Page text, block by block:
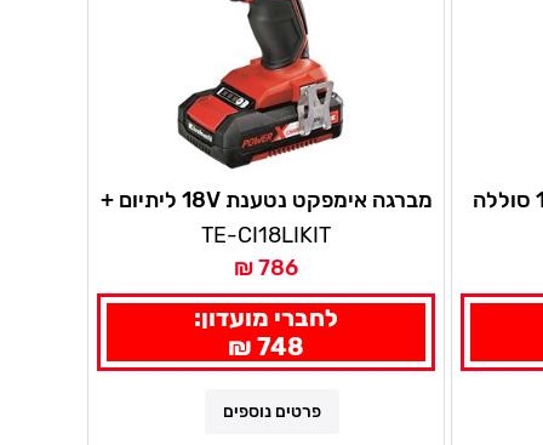
מברגה אימפקט נטענת 12V סוללה
מברגה אימפקט נטענת 18V ליתיום +
סוללה 1.5AH +מטען מהיר במזוודה
שנתיים אחריות איינהל
TE-CI18LIKIT
786 ₪
לחברי מועדון:
748 ₪
פרטים נוספים